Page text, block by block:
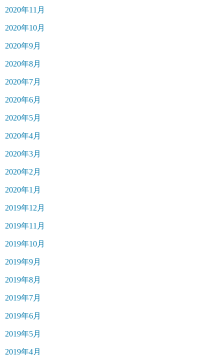
2020年11月
2020年10月
2020年9月
2020年8月
2020年7月
2020年6月
2020年5月
2020年4月
2020年3月
2020年2月
2020年1月
2019年12月
2019年11月
2019年10月
2019年9月
2019年8月
2019年7月
2019年6月
2019年5月
2019年4月